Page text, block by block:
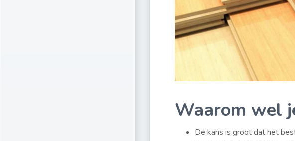
Waarom wel
De kans is groot dat het